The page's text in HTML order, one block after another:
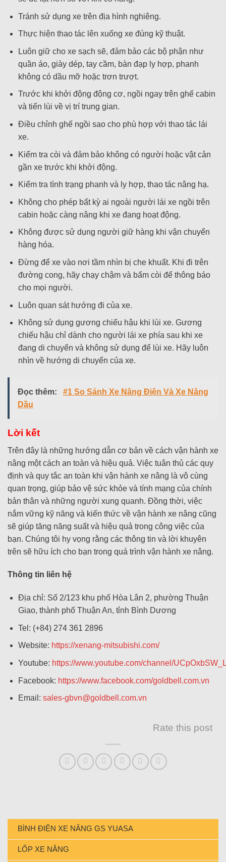
BÌNH ĐIỆN XE NÂNG GS YUASA
LỐP XE NÂNG
Tránh sử dụng xe trên địa hình nghiêng.
Thực hiện thao tác lên xuống xe đúng kỹ thuật.
Luôn giữ cho xe sạch sẽ, đảm bảo các bộ phận như
quần áo, giày dép, tay cầm, bàn đạp ly hợp, phanh
không có dầu mỡ hoặc trơn trượt.
Trước khi khởi động động cơ, ngồi ngay trên ghế cabin
và tiến lùi về vị trí trung gian.
Điều chỉnh ghế ngồi sao cho phù hợp với thao tác lái
xe.
Kiểm tra còi và đảm bảo không có người hoặc vật cản
gần xe trước khi khởi động.
Kiểm tra tình trạng phanh và ly hợp, thao tác nâng hạ.
Không cho phép bất kỳ ai ngoài người lái xe ngồi trên
cabin hoặc càng nâng khi xe đang hoạt động.
Không được sử dụng người giữ hàng khi vận chuyển
hàng hóa.
Đừng để xe vào nơi tầm nhìn bị che khuất. Khi đi trên
đường cong, hãy chạy chậm và bấm còi để thông báo
cho mọi người.
Luôn quan sát hướng đi của xe.
Không sử dụng gương chiếu hậu khi lùi xe. Gương
chiếu hậu chỉ dành cho người lái xe phía sau khi xe
đang di chuyển và không sử dụng để lùi xe. Hãy luôn
nhìn về hướng di chuyển của xe.
Đọc thêm:
#1 So Sánh Xe Nâng Điện Và Xe Nâng
Dầu
Lời kết
Trên đây là những hướng dẫn cơ bản về cách vận hành xe
nâng một cách an toàn và hiệu quả. Việc tuân thủ các quy
định và quy tắc an toàn khi vận hành xe nâng là vô cùng
quan trọng, giúp bảo vệ sức khỏe và tính mạng của chính
bản thân và những người xung quanh. Đồng thời, việc
nắm vững kỹ năng và kiến thức về vận hành xe nâng cũng
sẽ giúp tăng năng suất và hiệu quả trong công việc của
bạn. Chúng tôi hy vọng rằng các thông tin và lời khuyên
trên sẽ hữu ích cho bạn trong quá trình vận hành xe nâng.
Thông tin liên hệ
Địa chỉ: Số 2/123 khu phố Hòa Lân 2, phường Thuận
Giao, thành phố Thuận An, tỉnh Bình Dương
Tel: (+84) 274 361 2896
Website: https://xenang-mitsubishi.com/
Youtube: https://www.youtube.com/channel/
Facebook: https://www.facebook.com/goldbell.com.vn
Email: sales-gbvn@goldbell.com.vn
Rate this post